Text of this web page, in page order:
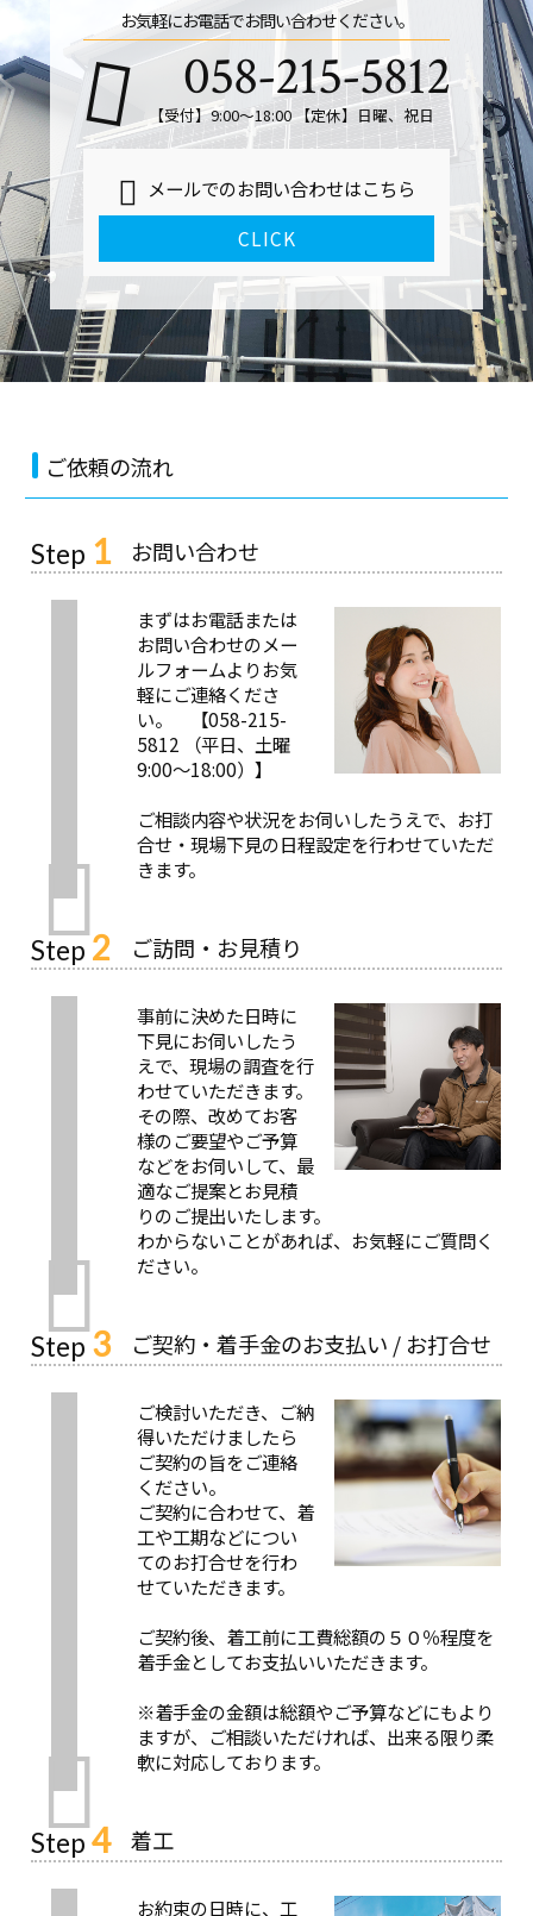
お気軽にお電話でお問い合わせください。
058-215-5812
【受付】9:00～18:00 【定休】日曜、祝日
メールでのお問い合わせはこちら
CLICK
ご依頼の流れ
Step 1 お問い合わせ
まずはお電話または
お問い合わせのメー
ルフォームよりお気
軽にご連絡くださ
い。 【058-215-
5812 （平日、土曜
9:00～18:00）】
ご相談内容や状況をお伺いしたうえで、お打
合せ・現場下見の日程設定を行わせていただ
きます。
Step 2 ご訪問・お見積り
事前に決めた日時に
下見にお伺いしたう
えで、現場の調査を行
わせていただきます。
その際、改めてお客
様のご要望やご予算
などをお伺いして、最
適なご提案とお見積
りのご提出いたします。
わからないことがあれば、お気軽にご質問く
ださい。
Step 3 ご契約・着手金のお支払い / お打合せ
ご検討いただき、ご納
得いただけましたら
ご契約の旨をご連絡
ください。
ご契約に合わせて、着
工や工期などについ
てのお打合せを行わ
せていただきます。
ご契約後、着工前に工費総額の５０％程度を
着手金としてお支払いいただきます。
※着手金の金額は総額やご予算などにもより
ますが、ご相談いただければ、出来る限り柔
軟に対応しております。
Step 4 着工
お約束の日時に、工